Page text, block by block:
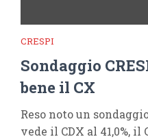
CRESPI
Sondaggio
bene il CX
Reso noto un
vede il CDX al 41,0%, il